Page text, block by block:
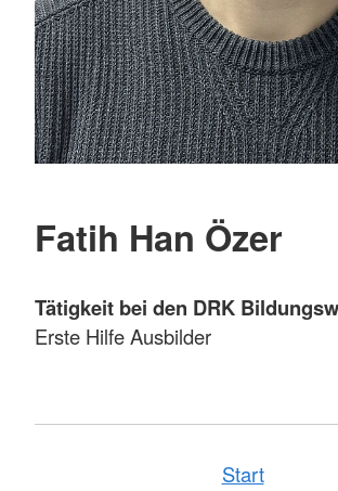
Fatih Han Özer
Tätigkeit bei den DRK
Erste Hilfe Ausbilder
Start